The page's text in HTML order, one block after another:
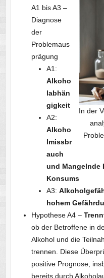
In der
A1 bis A3 –
Diagnose
der
Problemaus
prägung
A1:
Alkoho
labhän
gigkeit
A2:
Alkoho
lmissbr
auch
und Mangelnde
Konsums
A3:
hohem
Hypothese A4 –
ob der Betroffene in
Alkohol und die
trennen. Diese
positive Prognose,
bereits durch